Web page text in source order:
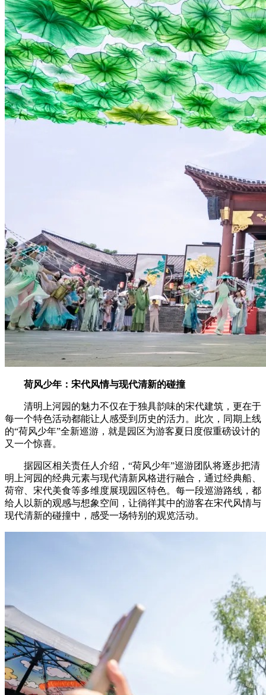
荷风少年：宋代风情与现代清新的碰撞
清明上河园的魅力不仅在于独具韵味的宋代建筑，更在于
每一个特色活动都能让人感受到历史的活力。此次，同期上线
的“荷风少年”全新巡游，就是园区为游客夏日度假重磅设计的
又一个惊喜。
据园区相关责任人介绍，“荷风少年”巡游团队将逐步把清
明上河园的经典元素与现代清新风格进行融合，通过经典船、
荷帘、宋代美食等多维度展现园区特色。每一段巡游路线，都
给人以新的观感与想象空间，让徜徉其中的游客在宋代风情与
现代清新的碰撞中，感受一场特别的观览活动。